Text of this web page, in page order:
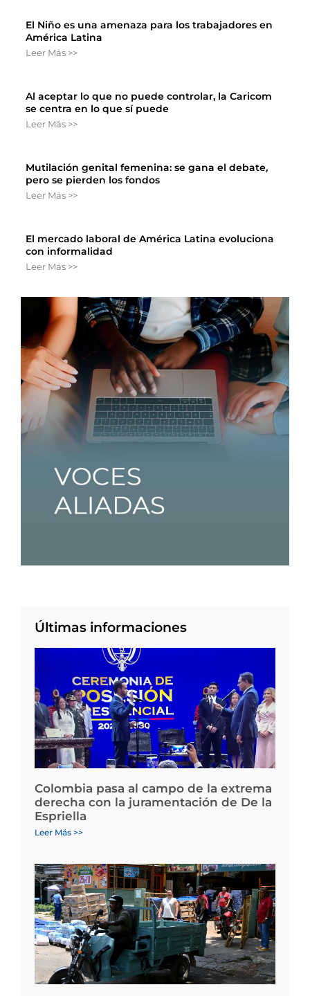
El Niño es una amenaza para los trabajadores en
América Latina
Leer Más >>
Al aceptar lo que no puede controlar, la Caricom
se centra en lo que sí puede
Leer Más >>
Mutilación genital femenina: se gana el debate,
pero se pierden los fondos
Leer Más >>
El mercado laboral de América Latina evoluciona
con informalidad
Leer Más >>
Últimas informaciones
Colombia pasa al campo de la extrema
derecha con la juramentación de De la
Espriella
Leer Más >>